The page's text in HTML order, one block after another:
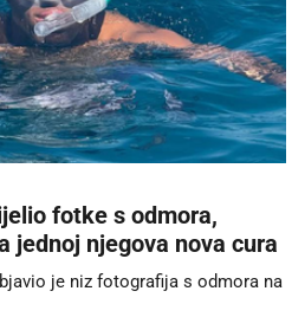
fotke s odmora,
jednoj njegova nova cura
je niz fotografija s odmora na